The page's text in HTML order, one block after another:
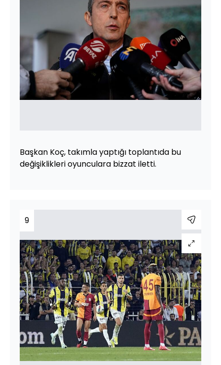
Başkan Koç, takımla yaptığı toplantıda bu
değişiklikleri oyunculara bizzat iletti.
9